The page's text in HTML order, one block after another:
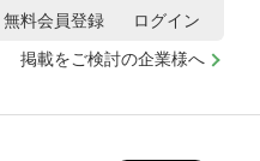
掲載をご検討の企業様へ
無料会員登録 ログイン